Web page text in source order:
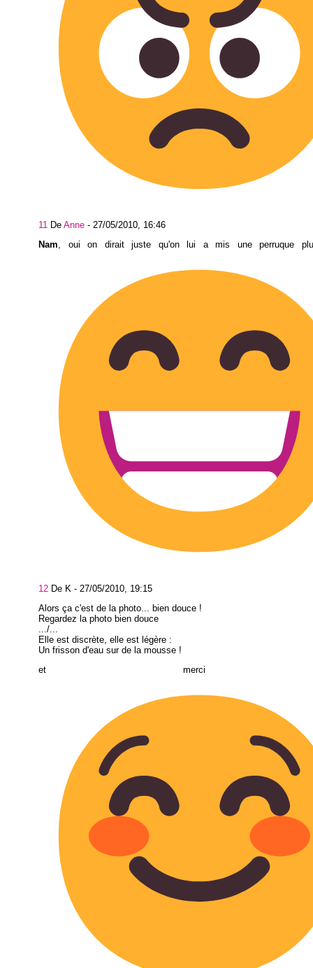
11 De Anne - 27/05/2010, 16:46
Nam, oui on dirait juste qu'on lui a mis une perruque
12 De K - 27/05/2010, 19:15
Alors ça c'est de la photo... bien douce !
Regardez la photo bien douce
.../...
Elle est discrète, elle est légère :
Un frisson d'eau sur de la mousse !
et merci